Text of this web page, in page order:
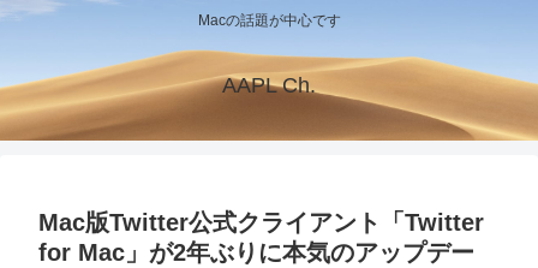
Macの話題が中心です
AAPL Ch.
Mac版Twitter公式クライアント「Twitter
for Mac」が2年ぶりに本気のアップデー